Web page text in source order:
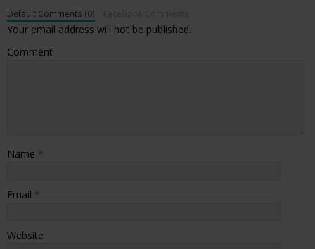
Default Comments (0)
Your email address will not be published.
Comment
Name *
Email *
Website